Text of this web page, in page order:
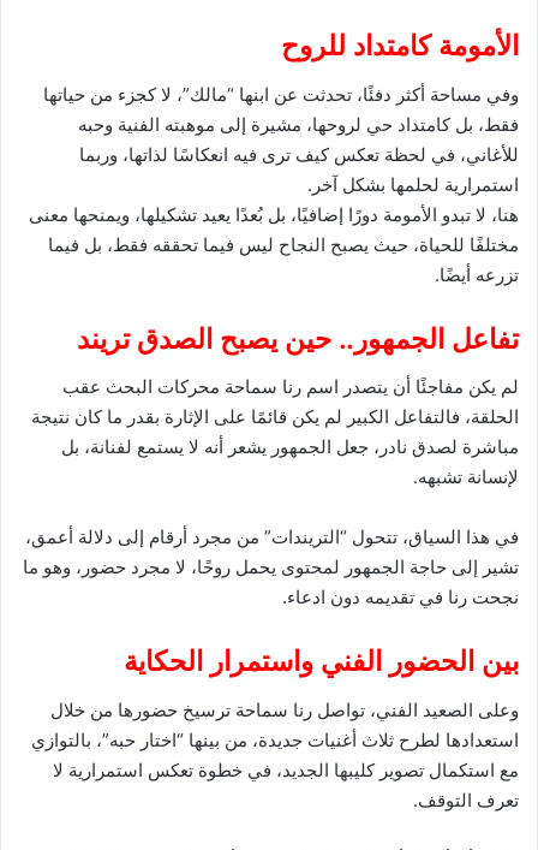
الأمومة كامتداد للروح
وفي مساحة أكثر دفئًا، تحدثت عن ابنها “مالك”، لا كجزء من حياتها
فقط، بل كامتداد حي لروحها، مشيرة إلى موهبته الفنية وحبه
للأغاني، في لحظة تعكس كيف ترى فيه انعكاسًا لذاتها، وربما
استمرارية لحلمها بشكل آخر.
هنا، لا تبدو الأمومة دورًا إضافيًا، بل بُعدًا يعيد تشكيلها، ويمنحها معنى
مختلفًا للحياة، حيث يصبح النجاح ليس فيما تحققه فقط، بل فيما
تزرعه أيضًا.
تفاعل الجمهور.. حين يصبح الصدق تريند
لم يكن مفاجئًا أن يتصدر اسم رنا سماحة محركات البحث عقب
الحلقة، فالتفاعل الكبير لم يكن قائمًا على الإثارة بقدر ما كان نتيجة
مباشرة لصدق نادر، جعل الجمهور يشعر أنه لا يستمع لفنانة، بل
لإنسانة تشبهه.
في هذا السياق، تتحول “التريندات” من مجرد أرقام إلى دلالة أعمق،
تشير إلى حاجة الجمهور لمحتوى يحمل روحًا، لا مجرد حضور، وهو ما
نجحت رنا في تقديمه دون ادعاء.
بين الحضور الفني واستمرار الحكاية
وعلى الصعيد الفني، تواصل رنا سماحة ترسيخ حضورها من خلال
استعدادها لطرح ثلاث أغنيات جديدة، من بينها “اختار حبه”، بالتوازي
مع استكمال تصوير كليبها الجديد، في خطوة تعكس استمرارية لا
تعرف التوقف.